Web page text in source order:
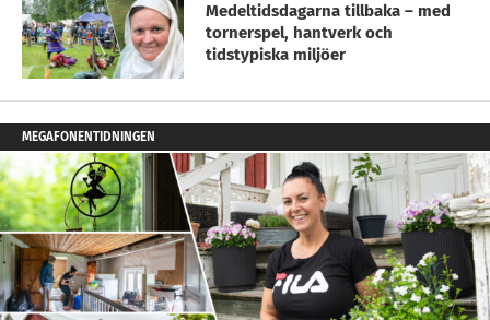
Medeltidsdagarna tillbaka – med
tornerspel, hantverk och
tidstypiska miljöer
MEGAFONENTIDNINGEN